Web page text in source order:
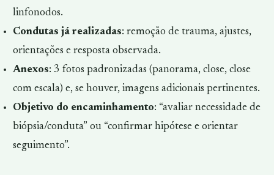
linfonodos.
Condutas já realizadas: remoção de trauma, ajustes,
orientações e resposta observada.
Anexos: 3 fotos padronizadas (panorama, close, close
com escala) e, se houver, imagens adicionais pertinentes.
Objetivo do encaminhamento: “avaliar necessidade de
biópsia/conduta” ou “confirmar hipótese e orientar
seguimento”.